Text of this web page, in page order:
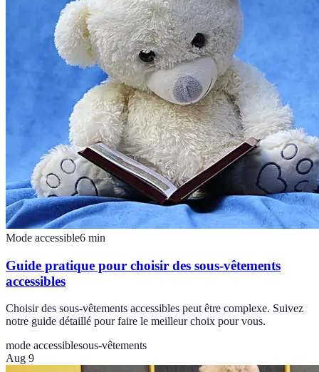
Mode accessible6 min
Guide pratique pour choisir des sous-vêtements
accessibles
Choisir des sous-vêtements accessibles peut être complexe. Suivez
notre guide détaillé pour faire le meilleur choix pour vous.
mode accessiblesous-vêtements
Aug 9